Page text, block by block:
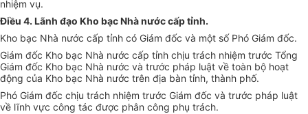
nhiệm vụ.
Điều 4. Lãnh đạo Kho bạc Nhà nước cấp tỉnh.
Kho bạc Nhà nước cấp tỉnh có Giám đốc và một số Phó Giám đốc.
Giám đốc Kho bạc Nhà nước cấp tỉnh chịu trách nhiệm trước Tổng
Giám đốc Kho bạc Nhà nước và trước pháp luật về toàn bộ hoạt
động của Kho bạc Nhà nước trên địa bàn tỉnh, thành phố.
Phó Giám đốc chịu trách nhiệm trước Giám đốc và trước pháp luật
về lĩnh vực công tác được phân công phụ trách.